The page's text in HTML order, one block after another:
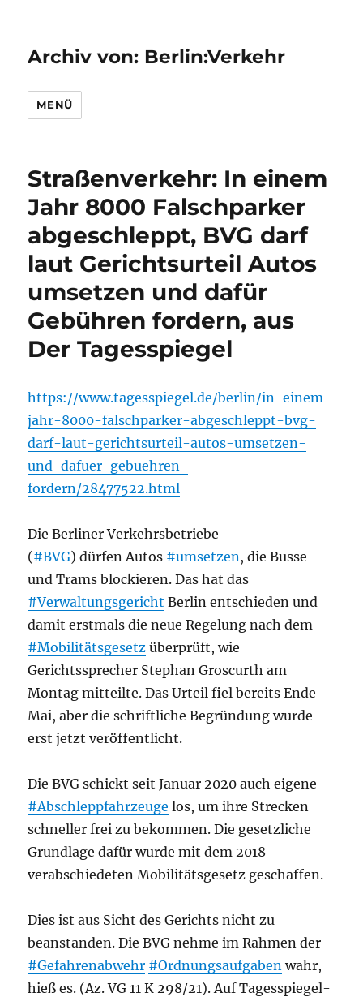
Archiv von: Berlin:Verkehr
MENÜ
Straßenverkehr: In einem
Jahr 8000 Falschparker
abgeschleppt, BVG darf
laut Gerichtsurteil Autos
umsetzen und dafür
Gebühren fordern, aus
Der Tagesspiegel
https://www.tagesspiegel.de/berlin/in-einem-
jahr-8000-falschparker-abgeschleppt-bvg-
darf-laut-gerichtsurteil-autos-umsetzen-
und-dafuer-gebuehren-
fordern/28477522.html
Die Berliner Verkehrsbetriebe
(#BVG) dürfen Autos #umsetzen, die Busse
und Trams blockieren. Das hat das
#Verwaltungsgericht Berlin entschieden und
damit erstmals die neue Regelung nach dem
#Mobilitätsgesetz überprüft, wie
Gerichtssprecher Stephan Groscurth am
Montag mitteilte. Das Urteil fiel bereits Ende
Mai, aber die schriftliche Begründung wurde
erst jetzt veröffentlicht.
Die BVG schickt seit Januar 2020 auch eigene
#Abschleppfahrzeuge los, um ihre Strecken
schneller frei zu bekommen. Die gesetzliche
Grundlage dafür wurde mit dem 2018
verabschiedeten Mobilitätsgesetz geschaffen.
Dies ist aus Sicht des Gerichts nicht zu
beanstanden. Die BVG nehme im Rahmen der
#Gefahrenabwehr #Ordnungsaufgaben wahr,
hieß es. (Az. VG 11 K 298/21). Auf Tagesspiegel-